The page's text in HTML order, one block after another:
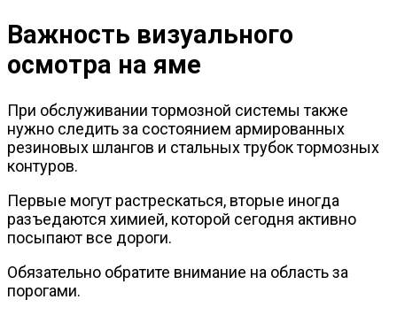
Важность визуального
осмотра на яме
При обслуживании тормозной системы также
нужно следить за состоянием армированных
резиновых шлангов и стальных трубок тормозных
контуров.
Первые могут растрескаться, вторые иногда
разъедаются химией, которой сегодня активно
посыпают все дороги.
Обязательно обратите внимание на область за
порогами.